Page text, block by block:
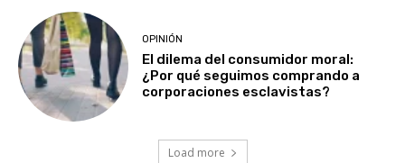
OPINIÓN
El dilema del consumidor moral:
¿Por qué seguimos comprando a
corporaciones esclavistas?
Load more